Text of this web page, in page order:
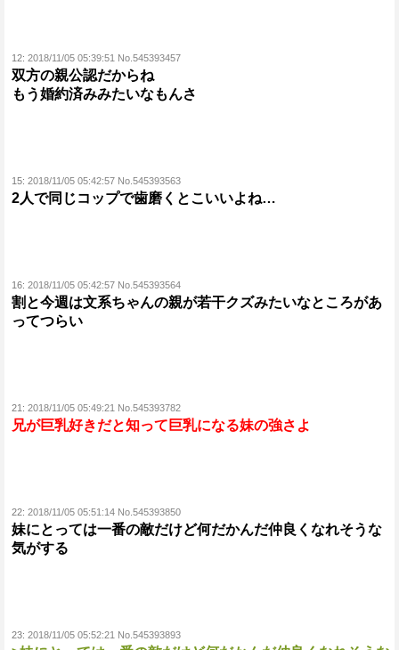
12: 2018/11/05 05:39:51 No.545393457
双方の親公認だからね
もう婚約済みみたいなもんさ
15: 2018/11/05 05:42:57 No.545393563
2人で同じコップで歯磨くとこいいよね…
16: 2018/11/05 05:42:57 No.545393564
割と今週は文系ちゃんの親が若干クズみたいなところがあ
ってつらい
21: 2018/11/05 05:49:21 No.545393782
兄が巨乳好きだと知って巨乳になる妹の強さよ
22: 2018/11/05 05:51:14 No.545393850
妹にとっては一番の敵だけど何だかんだ仲良くなれそうな
気がする
23: 2018/11/05 05:52:21 No.545393893